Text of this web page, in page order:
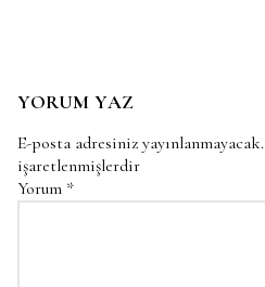
YORUM YAZ
E-posta adresiniz yayınlanmayacak.
işaretlenmişlerdir
Yorum *